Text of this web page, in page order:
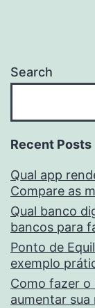
Search
Recent Posts
Qual app
Compare as
Qual banco
bancos para
Ponto de
exemplo
Como fazer o
aumentar sua